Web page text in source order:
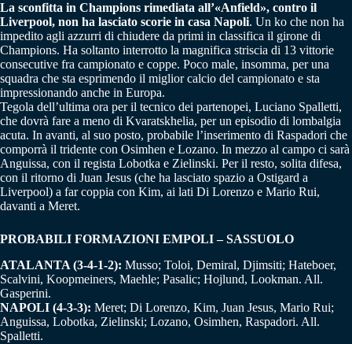
La sconfitta in Champions rimediata all’«Anfield», contro il
Liverpool, non ha lasciato scorie in casa Napoli. Un ko che non ha
impedito agli azzurri di chiudere da primi in classifica il girone di
Champions. Ha soltanto interrotto la magnifica striscia di 13 vittorie
consecutive fra campionato e coppe. Poco male, insomma, per una
squadra che sta esprimendo il miglior calcio del campionato e sta
impressionando anche in Europa.
Tegola dell’ultima ora per il tecnico dei partenopei, Luciano Spalletti,
che dovrà fare a meno di Kvaratskhelia, per un episodio di lombalgia
acuta. In avanti, al suo posto, probabile l’inserimento di Raspadori che
comporrà il tridente con Osimhen e Lozano. In mezzo al campo ci sarà
Anguissa, con il regista Lobotka e Zielinski. Per il resto, solita difesa,
con il ritorno di Juan Jesus (che ha lasciato spazio a Ostigard a
Liverpool) a far coppia con Kim, ai lati Di Lorenzo e Mario Rui,
davanti a Meret.
PROBABILI FORMAZIONI EMPOLI – SASSUOLO
ATALANTA (3-4-1-2): Musso; Toloi, Demiral, Djimsiti; Hateboer,
Scalvini, Koopmeiners, Maehle; Pasalic; Hojlund, Lookman. All.
Gasperini.
NAPOLI (4-3-3): Meret; Di Lorenzo, Kim, Juan Jesus, Mario Rui;
Anguissa, Lobotka, Zielinski; Lozano, Osimhen, Raspadori. All.
Spalletti.